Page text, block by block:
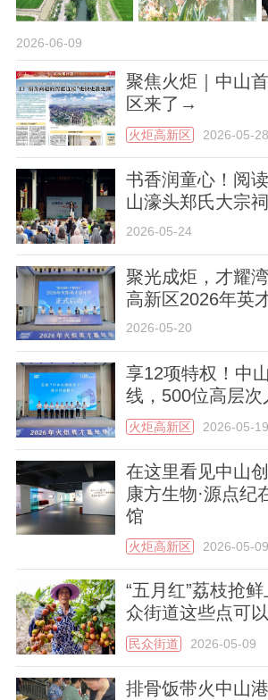
2026-06-09
聚焦火炬｜中山
区来了→
火炬高新区 2026-05-28
书香润童心！阅
山濠头郑氏大宗祠
2026-05-24
聚光成炬，才耀
高新区2026年英
2026-05-20
享12项特权！中
线，500位高层次
火炬高新区 2026-05-19
在这里看见中山
康方生物·源点纪
馆
火炬高新区 2026-05-09
“五月红”荔枝抢
众街道这些点可
民众街道 2026-05-09
排骨饭带火中山